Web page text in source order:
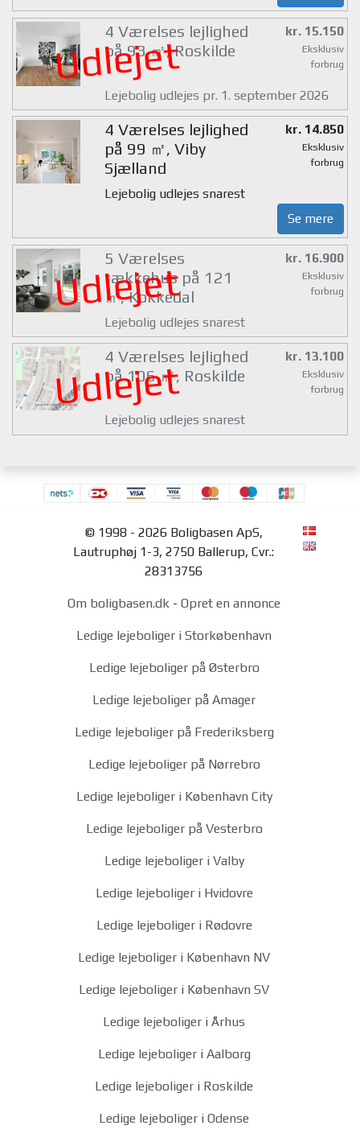
Udlejet
4 Værelses lejlighed
på 93 ㎡, Roskilde
kr. 15.150
Eksklusiv
forbrug
Lejebolig udlejes pr. 1. september 2026
4 Værelses lejlighed
på 99 ㎡, Viby
Sjælland
kr. 14.850
Eksklusiv
forbrug
Lejebolig udlejes snarest
Se mere
Udlejet
5 Værelses
rækkehus på 121
㎡, Kokkedal
kr. 16.900
Eksklusiv
forbrug
Lejebolig udlejes snarest
Udlejet
4 Værelses lejlighed
på 106 ㎡, Roskilde
kr. 13.100
Eksklusiv
forbrug
Lejebolig udlejes snarest
© 1998 - 2026 Boligbasen ApS,
Lautruphøj 1-3, 2750 Ballerup, Cvr.:
28313756
Om boligbasen.dk - Opret en annonce
Ledige lejeboliger i Storkøbenhavn
Ledige lejeboliger på Østerbro
Ledige lejeboliger på Amager
Ledige lejeboliger på Frederiksberg
Ledige lejeboliger på Nørrebro
Ledige lejeboliger i København City
Ledige lejeboliger på Vesterbro
Ledige lejeboliger i Valby
Ledige lejeboliger i Hvidovre
Ledige lejeboliger i Rødovre
Ledige lejeboliger i København NV
Ledige lejeboliger i København SV
Ledige lejeboliger i Århus
Ledige lejeboliger i Aalborg
Ledige lejeboliger i Roskilde
Ledige lejeboliger i Odense